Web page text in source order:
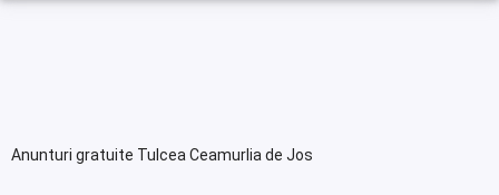
Anunturi gratuite Tulcea Ceamurlia de Jos